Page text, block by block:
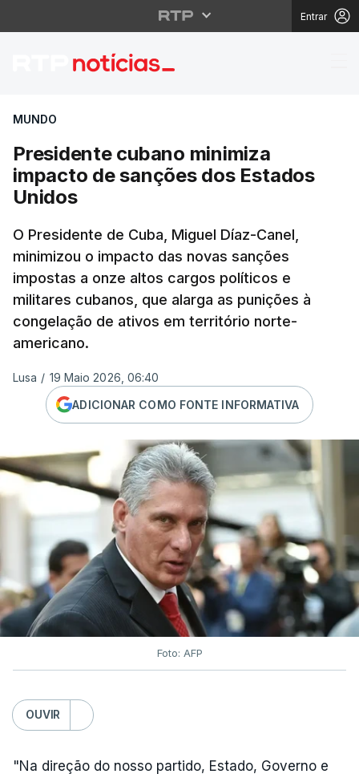
Entrar
Presidente cubano
MUNDO
Presidente cubano minimiza
impacto de sanções dos Estados
Unidos
O Presidente de Cuba, Miguel Díaz-Canel,
minimizou o impacto das novas sanções
impostas a onze altos cargos políticos e
militares cubanos, que alarga as punições à
congelação de ativos em território norte-
americano.
Lusa / 19 Maio 2026, 06:40
ADICIONAR COMO FONTE INFORMATIVA
Foto: AFP
OUVIR
"Na direção do nosso partido, Estado, Governo e